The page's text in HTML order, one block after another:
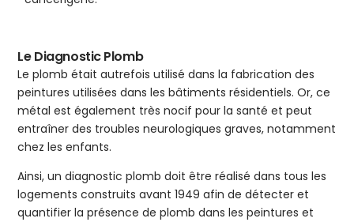
Le Diagnostic Plomb
Le plomb était autrefois utilisé dans la fabrication des
peintures utilisées dans les bâtiments résidentiels. Or, ce
métal est également très nocif pour la santé et peut
entraîner des troubles neurologiques graves, notamment
chez les enfants.
Ainsi, un diagnostic plomb doit être réalisé dans tous les
logements construits avant 1949 afin de détecter et
quantifier la présence de plomb dans les peintures et